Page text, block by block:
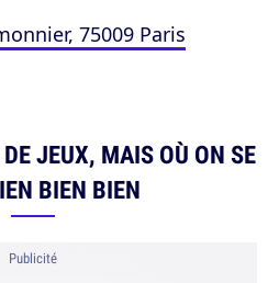
75009 Paris
JEUX, MAIS OÙ ON SE
BIEN BIEN
Publicité